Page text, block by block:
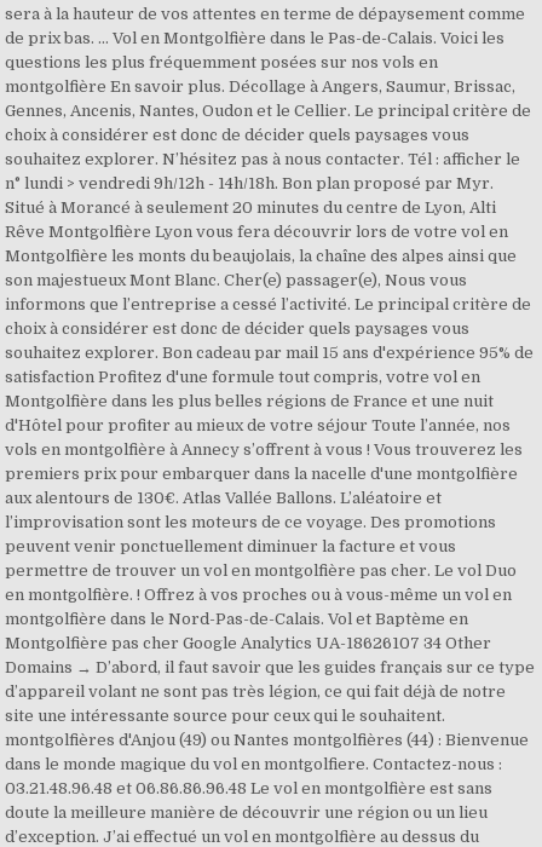
sera à la hauteur de vos attentes en terme de dépaysement comme
de prix bas. ... Vol en Montgolfière dans le Pas-de-Calais. Voici les
questions les plus fréquemment posées sur nos vols en
montgolfière En savoir plus. Décollage à Angers, Saumur, Brissac,
Gennes, Ancenis, Nantes, Oudon et le Cellier. Le principal critère de
choix à considérer est donc de décider quels paysages vous
souhaitez explorer. N’hésitez pas à nous contacter. Tél : afficher le
n° lundi > vendredi 9h/12h - 14h/18h. Bon plan proposé par Myr.
Situé à Morancé à seulement 20 minutes du centre de Lyon, Alti
Rêve Montgolfière Lyon vous fera découvrir lors de votre vol en
Montgolfière les monts du beaujolais, la chaîne des alpes ainsi que
son majestueux Mont Blanc. Cher(e) passager(e), Nous vous
informons que l’entreprise a cessé l’activité. Le principal critère de
choix à considérer est donc de décider quels paysages vous
souhaitez explorer. Bon cadeau par mail 15 ans d'expérience 95% de
satisfaction Profitez d'une formule tout compris, votre vol en
Montgolfière dans les plus belles régions de France et une nuit
d'Hôtel pour profiter au mieux de votre séjour Toute l’année, nos
vols en montgolfière à Annecy s’offrent à vous ! Vous trouverez les
premiers prix pour embarquer dans la nacelle d'une montgolfière
aux alentours de 130€. Atlas Vallée Ballons. L’aléatoire et
l’improvisation sont les moteurs de ce voyage. Des promotions
peuvent venir ponctuellement diminuer la facture et vous
permettre de trouver un vol en montgolfière pas cher. Le vol Duo
en montgolfière. ! Offrez à vos proches ou à vous-même un vol en
montgolfière dans le Nord-Pas-de-Calais. Vol et Baptème en
Montgolfière pas cher Google Analytics UA-18626107 34 Other
Domains → D’abord, il faut savoir que les guides français sur ce type
d’appareil volant ne sont pas très légion, ce qui fait déjà de notre
site une intéressante source pour ceux qui le souhaitent.
montgolfières d'Anjou (49) ou Nantes montgolfières (44) : Bienvenue
dans le monde magique du vol en montgolfiere. Contactez-nous :
03.21.48.96.48 et 06.86.86.96.48 Le vol en montgolfière est sans
doute la meilleure manière de découvrir une région ou un lieu
d’exception. J’ai effectué un vol en montgolfière au dessus du